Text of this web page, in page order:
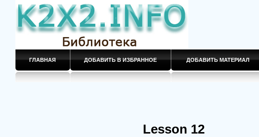
ГЛАВНАЯ ДОБАВИТЬ В ИЗБРАННОЕ ДОБАВИТЬ МАТЕРИАЛ
Lesson 12